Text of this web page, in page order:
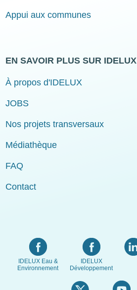
Appui aux communes
EN SAVOIR PLUS SUR IDELUX
À propos d'IDELUX
JOBS
Nos projets transversaux
Médiathèque
FAQ
Contact
IDELUX Eau &
Environnement
IDELUX
Développement